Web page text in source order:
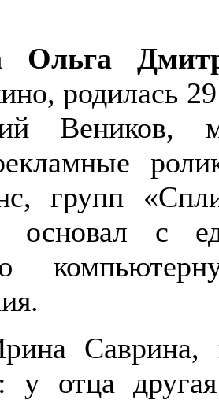
Ольга
родилась
Веников,
групп
основал с
Саврина,
у отца